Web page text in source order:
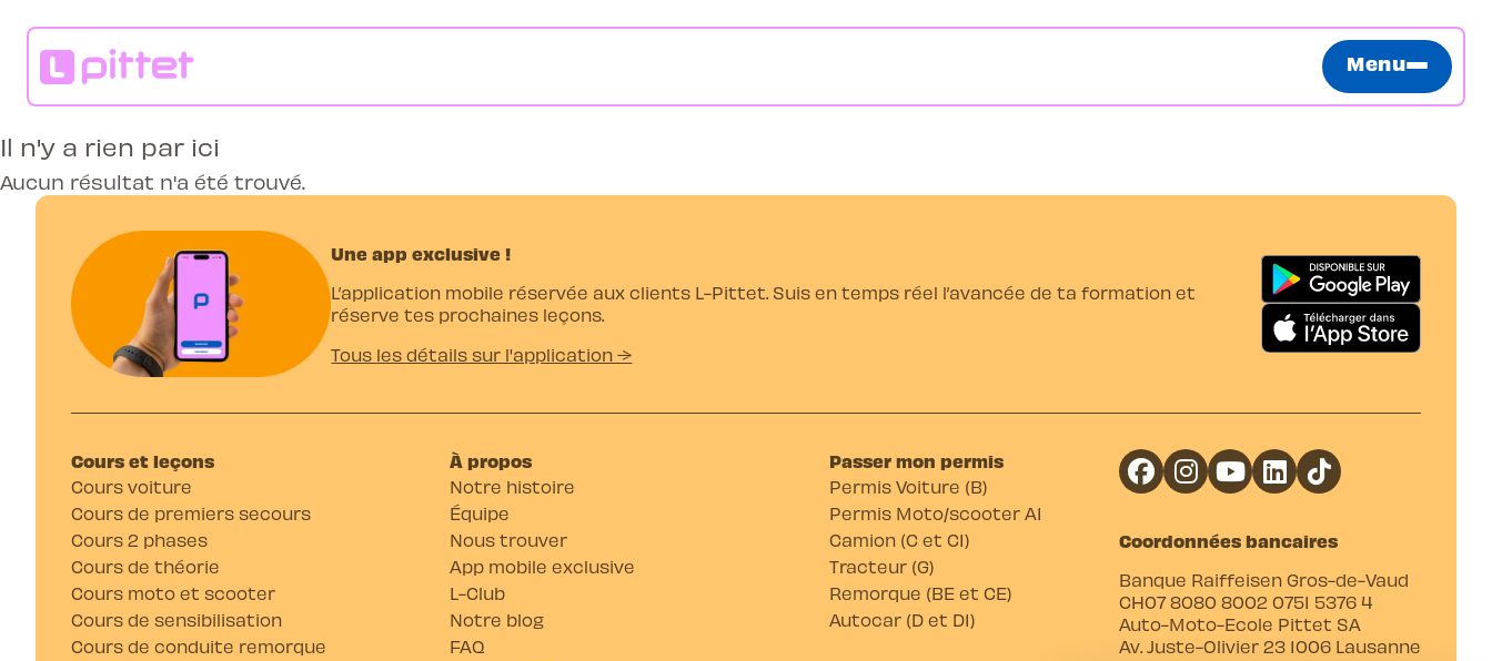
Menu
Il n'y a rien par ici
Aucun résultat n'a été trouvé.
Une app exclusive !
L’application mobile réservée aux clients L-Pittet. Suis en temps réel l’avancée de ta formation et
réserve tes prochaines leçons.
Tous les détails sur l'application →
Cours et leçons
Cours voiture
Cours de premiers secours
Cours 2 phases
Cours de théorie
Cours moto et scooter
Cours de sensibilisation
Cours de conduite remorque
À propos
Notre histoire
Équipe
Nous trouver
App mobile exclusive
L-Club
Notre blog
FAQ
Passer mon permis
Permis Voiture (B)
Permis Moto/scooter A1
Camion (C et C1)
Tracteur (G)
Remorque (BE et CE)
Autocar (D et D1)
Coordonnées bancaires
Banque Raiffeisen Gros-de-Vaud
CH07 8080 8002 0751 5376 4
Auto-Moto-Ecole Pittet SA
Av. Juste-Olivier 23 1006 Lausanne